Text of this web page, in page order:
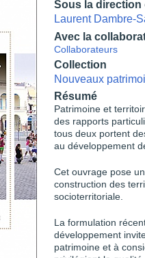
Sous la direction
Laurent Dambre-
Avec la
Collaborateurs
Collection
Nouveaux
Résumé
Patrimoine et
des rapports
tous deux portent
au développement
Cet ouvrage pose
construction des
socioterritoriale.
La formulation
développement
patrimoine et à